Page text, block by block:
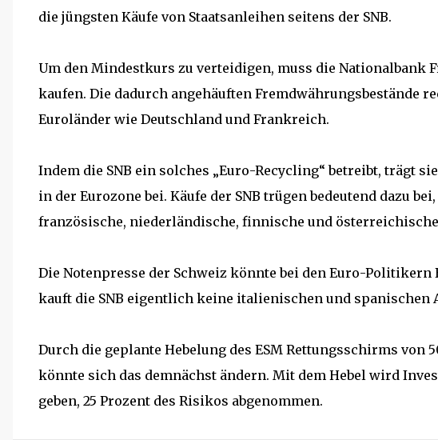
die jüngsten Käufe von Staatsanleihen seitens der SNB.
Um den Mindestkurs zu verteidigen, muss die Nationalbank
kaufen. Die dadurch angehäuften Fremdwährungsbestände
Euroländer wie Deutschland und Frankreich.
Indem die SNB ein solches „Euro-Recycling“ betreibt, trägt
in der Eurozone bei. Käufe der SNB trügen bedeutend dazu
französische, niederländische, finnische und
Die Notenpresse der Schweiz könnte bei den Euro-
kauft die SNB eigentlich keine italienischen und spanischen
Durch die geplante Hebelung des ESM Rettungsschirms
könnte sich das demnächst ändern. Mit dem Hebel wird
geben, 25 Prozent des Risikos abgenommen.